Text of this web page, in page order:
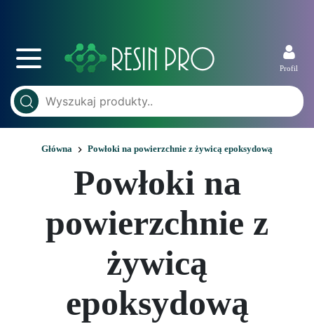
Profil
Główna Powłoki na powierzchnie z żywicą epoksydową
Powłoki na
powierzchnie z
żywicą
epoksydową